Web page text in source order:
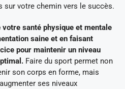
sur votre chemin vers le succès.
votre santé physique et mentale
saine et en faisant
pour maintenir un niveau
Faire du sport permet non
son corps en forme, mais
ses niveaux